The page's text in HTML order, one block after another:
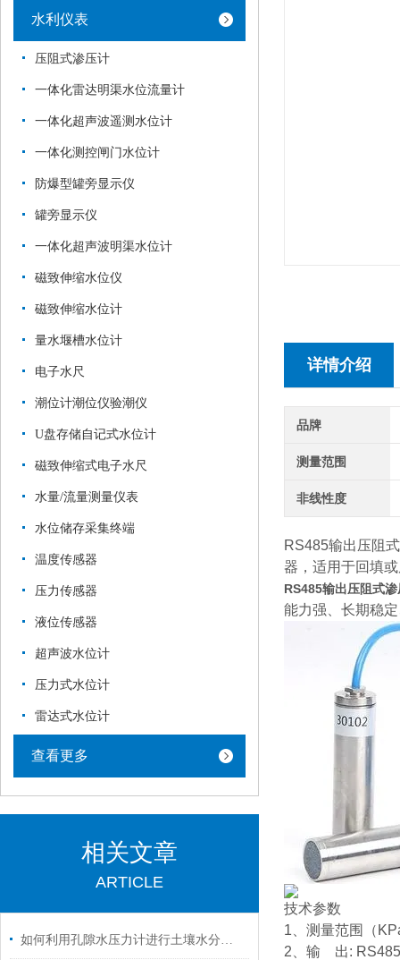
水利仪表
压阻式渗压计
一体化雷达明渠水位流量计
一体化超声波遥测水位计
一体化测控闸门水位计
防爆型罐旁显示仪
罐旁显示仪
一体化超声波明渠水位计
磁致伸缩水位仪
磁致伸缩水位计
量水堰槽水位计
电子水尺
潮位计潮位仪验潮仪
U盘存储自记式水位计
磁致伸缩式电子水尺
水量/流量测量仪表
水位储存采集终端
温度传感器
压力传感器
液位传感器
超声波水位计
压力式水位计
雷达式水位计
查看更多
相关文章
ARTICLE
如何利用孔隙水压力计进行土壤水分分析？
详情介绍
品牌
测量范围
非线性度
RS485输出压阻
器，适用于回填
RS485输出压阻式
能力强、长期稳
技术参数
1、测量范围（
2、输 出: RS485